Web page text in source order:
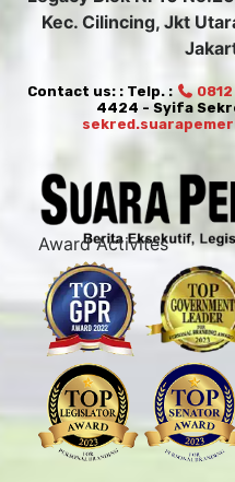
Kec. Cilincing, Jkt
Contact us: : Telp. :
4424 - Syifa
Award Activites